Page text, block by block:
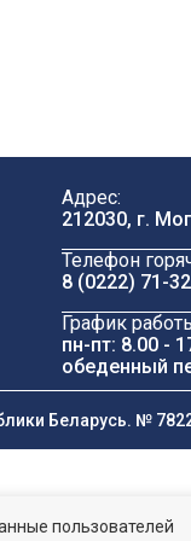
Адрес:
212030, г.
Телефон
8 (0222) 71-
График
пн-пт: 8.00 -
обеденный
Беларусь. №
пользователей